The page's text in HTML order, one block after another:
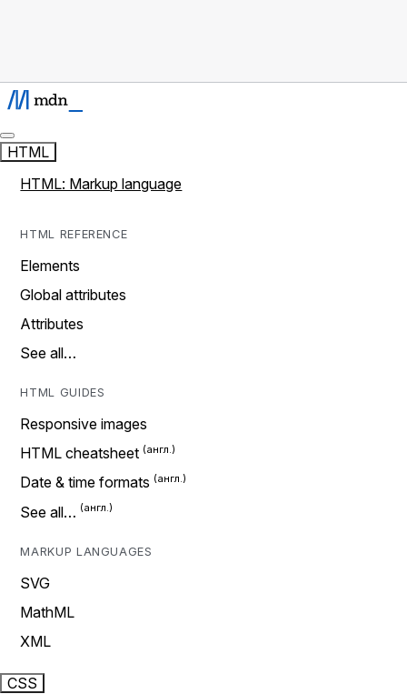
HTML
HTML: Markup language
HTML REFERENCE
Elements
Global attributes
Attributes
See all…
HTML GUIDES
Responsive images
HTML cheatsheet
Date & time formats
See all…
MARKUP LANGUAGES
SVG
MathML
XML
CSS